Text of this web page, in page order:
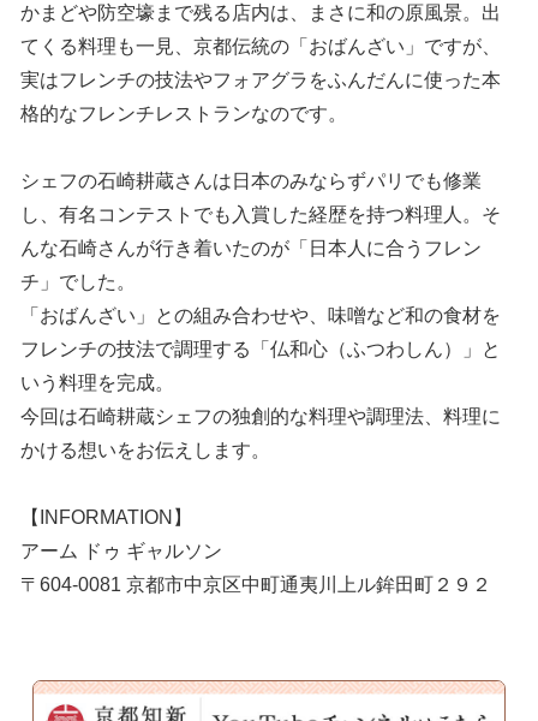
かまどや防空壕まで残る店内は、まさに和の原風景。出
てくる料理も一見、京都伝統の「おばんざい」ですが、
実はフレンチの技法やフォアグラをふんだんに使った本
格的なフレンチレストランなのです。
シェフの石崎耕蔵さんは日本のみならずパリでも修業
し、有名コンテストでも入賞した経歴を持つ料理人。そ
んな石崎さんが行き着いたのが「日本人に合うフレン
チ」でした。
「おばんざい」との組み合わせや、味噌など和の食材を
フレンチの技法で調理する「仏和心（ふつわしん）」と
いう料理を完成。
今回は石崎耕蔵シェフの独創的な料理や調理法、料理に
かける想いをお伝えします。
【INFORMATION】
アーム ドゥ ギャルソン
〒604-0081 京都市中京区中町通夷川上ル鉾田町２９２